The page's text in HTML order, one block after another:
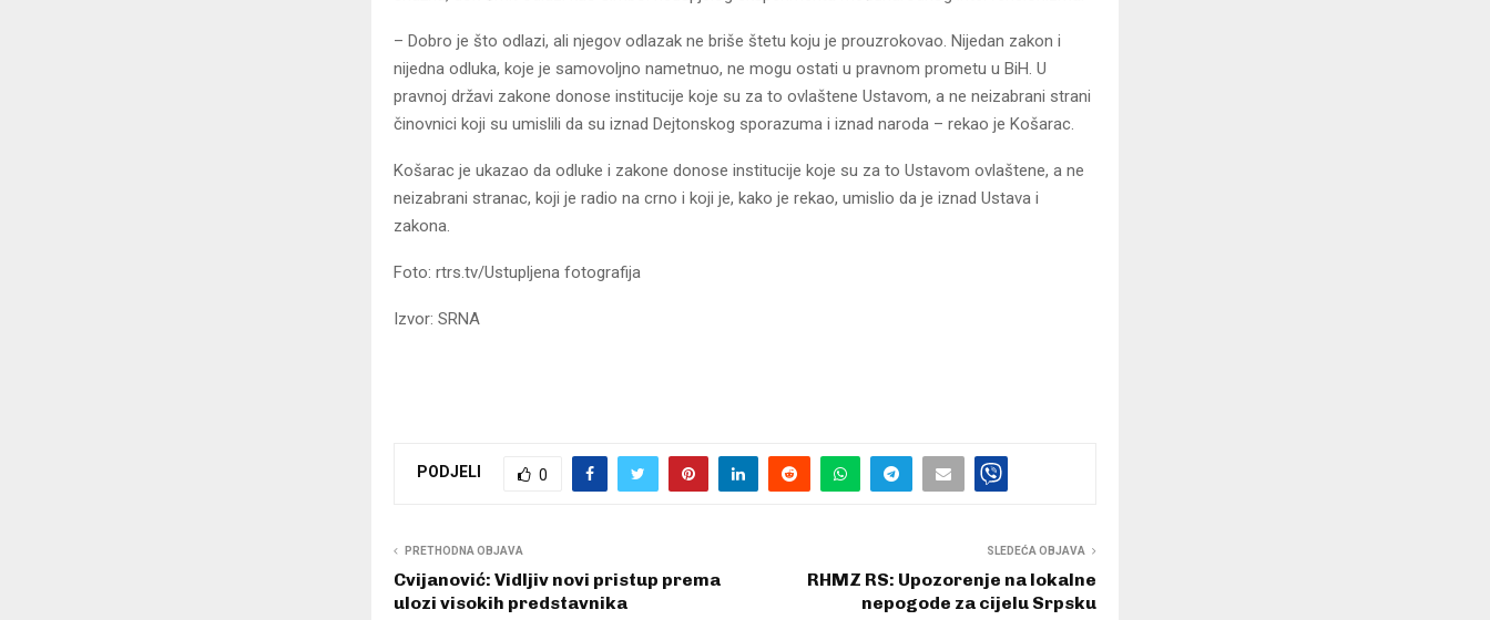
– Dobro je što odlazi, ali njegov odlazak ne briše štetu koju je prouzrokovao. Nijedan zakon i
nijedna odluka, koje je samovoljno nametnuo, ne mogu ostati u pravnom prometu u BiH. U
pravnoj državi zakone donose institucije koje su za to ovlaštene Ustavom, a ne neizabrani strani
činovnici koji su umislili da su iznad Dejtonskog sporazuma i iznad naroda – rekao je Košarac.
Košarac je ukazao da odluke i zakone donose institucije koje su za to Ustavom ovlaštene, a ne
neizabrani stranac, koji je radio na crno i koji je, kako je rekao, umislio da je iznad Ustava i
zakona.
Foto: rtrs.tv/Ustupljena fotografija
Izvor: SRNA
PODJELI 0
PRETHODNA OBJAVA
Cvijanović: Vidljiv novi pristup prema
ulozi visokih predstavnika
SLEDEĆA OBJAVA
RHMZ RS: Upozorenje na lokalne
nepogode za cijelu Srpsku